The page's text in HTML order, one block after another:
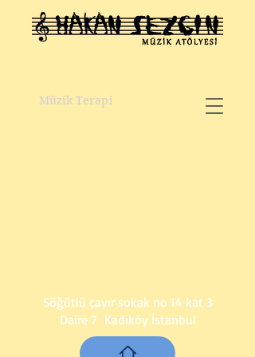
Müzik Terapi
Söğütlü çayır sokak no 14 kat 3
Daire 7 Kadıköy İstanbul